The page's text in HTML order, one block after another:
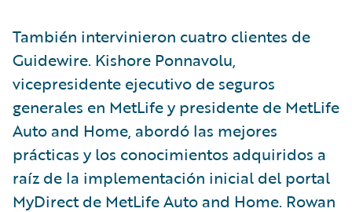
También intervinieron cuatro clientes de
Guidewire. Kishore Ponnavolu,
vicepresidente ejecutivo de seguros
generales en MetLife y presidente de MetLife
Auto and Home, abordó las mejores
prácticas y los conocimientos adquiridos a
raíz de la implementación inicial del portal
MyDirect de MetLife Auto and Home. Rowan